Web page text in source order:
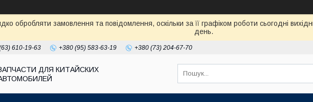
обробляти замовлення та повідомлення, оскільки за її графіком роботи сьогодні
день.
610-19-63 +380 (95) 583-63-19 +380 (73) 204-67-70
ДЛЯ КИТАЙСКИХ